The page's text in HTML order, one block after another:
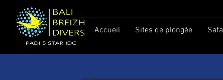
Accueil Sites de plongée